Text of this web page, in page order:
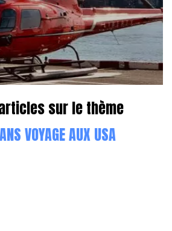
sur le thème
VOYAGE AUX USA